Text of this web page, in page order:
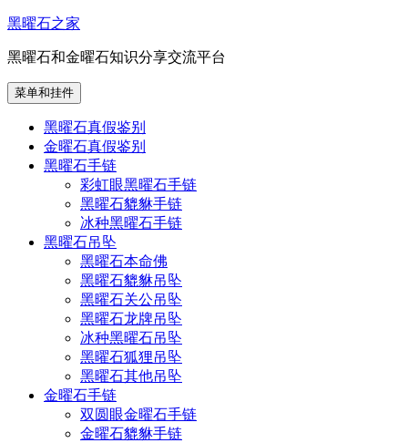
跳
内
容
黑曜石之家
黑曜石和金曜石知识分享交流平台
菜单和挂件
黑曜石真假鉴别
金曜石真假鉴别
黑曜石手链
彩虹眼黑曜石手链
黑曜石貔貅手链
冰种黑曜石手链
黑曜石吊坠
黑曜石本命佛
黑曜石貔貅吊坠
黑曜石关公吊坠
黑曜石龙牌吊坠
冰种黑曜石吊坠
黑曜石狐狸吊坠
黑曜石其他吊坠
金曜石手链
双圆眼金曜石手链
金曜石貔貅手链